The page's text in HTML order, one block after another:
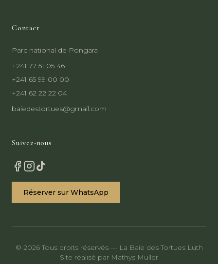
Contact
Parc national de Pongara
+241 77 51 05 46
+241 65 99 00 00
+241 62 22 22 04
baiedestortues@gmail.com
Suivez-nous
Réserver sur WhatsApp
© 2026 Tous droits réservés — La Baie des Tortues Luth
Site réalisé par Mathys Muller